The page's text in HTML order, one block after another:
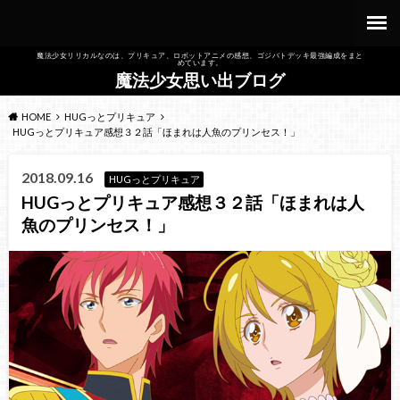
魔法少女リリカルなのは、プリキュア、ロボットアニメの感想、ゴジバトデッキ最強編成をまと
めています。
魔法少女思い出ブログ
HOME
HUGっとプリキュア
HUGっとプリキュア感想３２話「ほまれは人魚のプリンセス！」
2018.09.16 HUGっとプリキュア
HUGっとプリキュア感想３２話「ほまれは人
魚のプリンセス！」